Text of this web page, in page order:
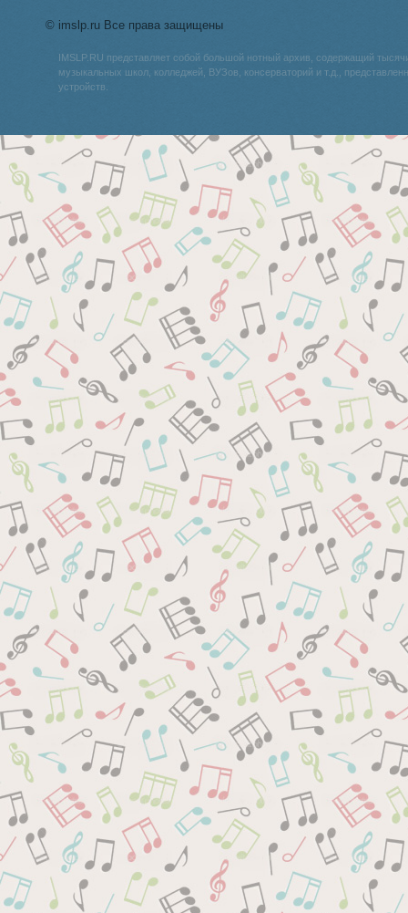
© imslp.ru Все права защищены
IMSLP.RU представляет собой большой нотный архив, содержащий
музыкальных школ, колледжей, ВУЗов, консерваторий и т.д.,
устройств.